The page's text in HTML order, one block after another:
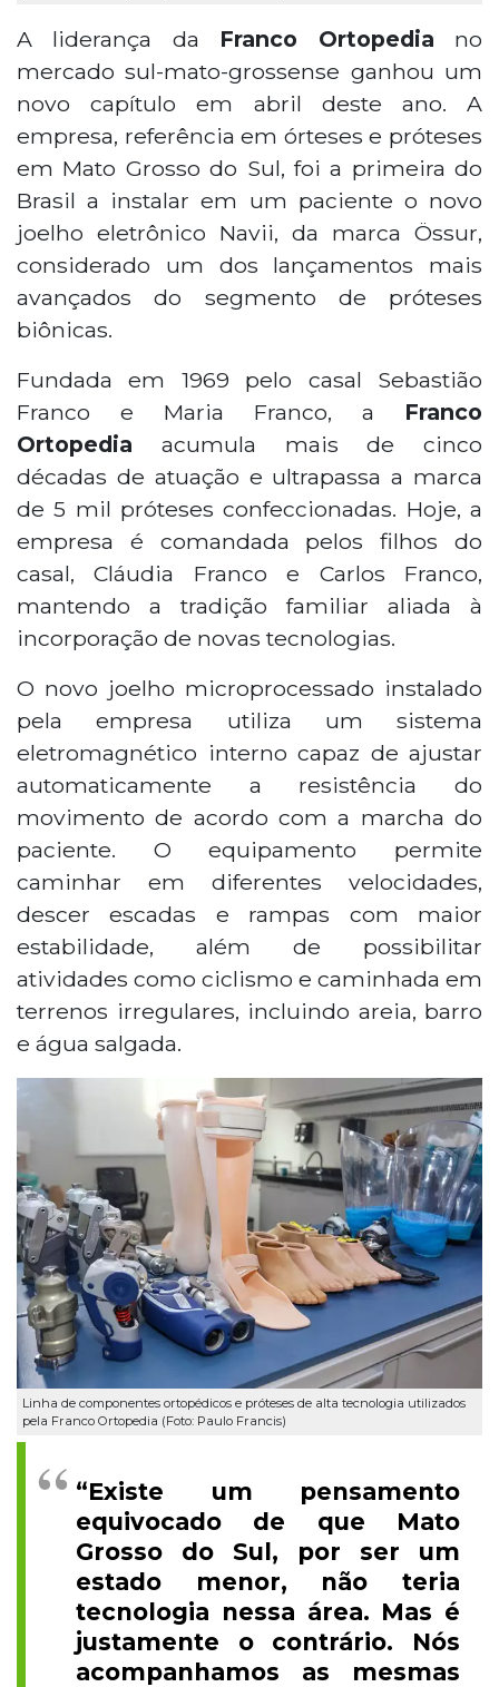
A liderança da Franco Ortopedia no
mercado sul-mato-grossense ganhou um
novo capítulo em abril deste ano. A
empresa, referência em órteses e próteses
em Mato Grosso do Sul, foi a primeira do
Brasil a instalar em um paciente o novo
joelho eletrônico Navii, da marca Össur,
considerado um dos lançamentos mais
avançados do segmento de próteses
biônicas.
Fundada em 1969 pelo casal Sebastião
Franco e Maria Franco, a Franco
Ortopedia acumula mais de cinco
décadas de atuação e ultrapassa a marca
de 5 mil próteses confeccionadas. Hoje, a
empresa é comandada pelos filhos do
casal, Cláudia Franco e Carlos Franco,
mantendo a tradição familiar aliada à
incorporação de novas tecnologias.
O novo joelho microprocessado instalado
pela empresa utiliza um sistema
eletromagnético interno capaz de ajustar
automaticamente a resistência do
movimento de acordo com a marcha do
paciente. O equipamento permite
caminhar em diferentes velocidades,
descer escadas e rampas com maior
estabilidade, além de possibilitar
atividades como ciclismo e caminhada em
terrenos irregulares, incluindo areia, barro
e água salgada.
Linha de componentes ortopédicos e próteses de alta tecnologia utilizados
pela Franco Ortopedia (Foto: Paulo Francis)
“Existe um pensamento
equivocado de que Mato
Grosso do Sul, por ser um
estado menor, não teria
tecnologia nessa área. Mas é
justamente o contrário. Nós
acompanhamos as mesmas